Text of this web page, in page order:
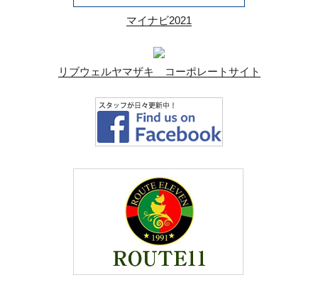
マイナビ2021
リブウェルヤマザキ コーポレートサイト